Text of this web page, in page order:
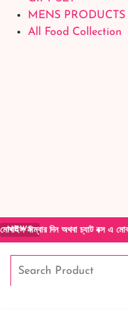
MENS PRODUCTS
All Food Collection
NEWS
অথবা চ্যাট বক্স এ মোবাইল